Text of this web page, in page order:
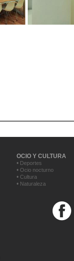
OCIO Y CULTURA
• Deportes
• Ocio nocturno
• Cultura
• Naturaleza